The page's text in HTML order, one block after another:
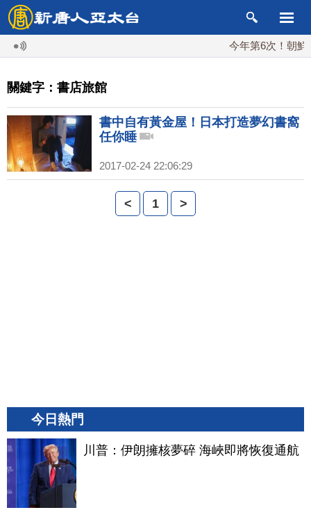
今年第6次！朝鮮
關鍵字：書店旅館
書中自有黃金屋！日本打造夢幻書窩
任你睡
2017-02-24 22:06:29
< 1 >
今日熱門
川普：伊朗擁核夢碎 海峽即將恢復通航